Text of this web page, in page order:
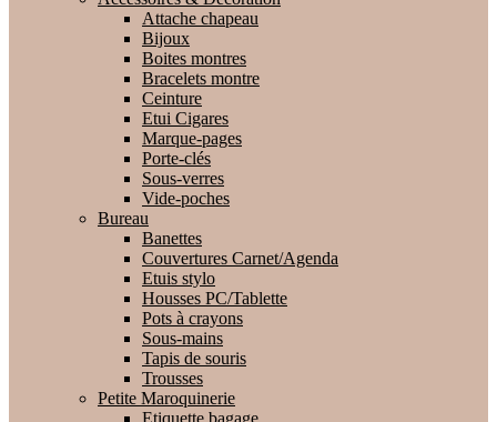
Attache chapeau
Bijoux
Boites montres
Bracelets montre
Ceinture
Etui Cigares
Marque-pages
Porte-clés
Sous-verres
Vide-poches
Bureau
Banettes
Couvertures Carnet/Agenda
Etuis stylo
Housses PC/Tablette
Pots à crayons
Sous-mains
Tapis de souris
Trousses
Petite Maroquinerie
Etiquette bagage